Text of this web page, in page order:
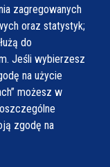
zagregowanych
oraz statystyk;
do
Jeśli wybierzesz
na użycie
możesz w
zgodę na